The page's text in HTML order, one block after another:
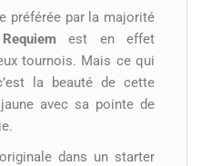
préférée par la majorité
est en effet
tournois. Mais ce qui
la beauté de cette
avec sa pointe de
dans un starter